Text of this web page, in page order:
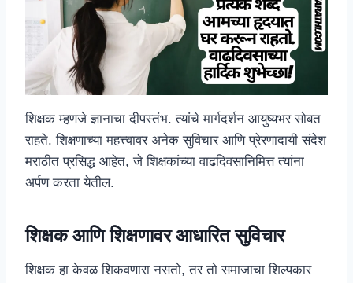
शिक्षक म्हणजे ज्ञानाचा दीपस्तंभ. त्यांचे मार्गदर्शन आयुष्यभर सोबत
राहते. शिक्षणाच्या महत्त्वावर अनेक सुविचार आणि प्रेरणादायी संदेश
मराठीत प्रसिद्ध आहेत, जे शिक्षकांच्या वाढदिवसानिमित्त त्यांना
अर्पण करता येतील.
शिक्षक आणि शिक्षणावर आधारित सुविचार
शिक्षक हा केवळ शिकवणारा नसतो, तर तो समाजाचा शिल्पकार